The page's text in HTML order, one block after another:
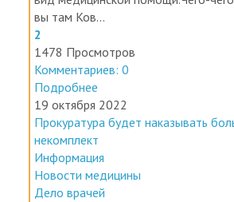
вы там Ков...
2
1478 Просмотров
Комментариев: 0
Подробнее
19 октября 2022
Прокуратура будет наказывать
некомплект
Информация
Новости медицины
Дело врачей